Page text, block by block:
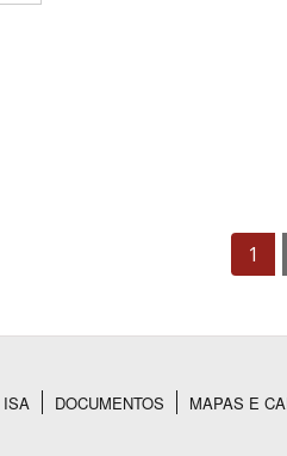
1
ISA DOCUMENTOS MAPAS E